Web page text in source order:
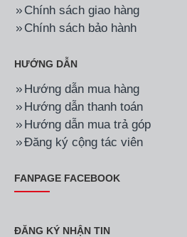
Chính sách giao hàng
Chính sách bảo hành
HƯỚNG DẪN
Hướng dẫn mua hàng
Hướng dẫn thanh toán
Hướng dẫn mua trả góp
Đăng ký cộng tác viên
FANPAGE FACEBOOK
ĐĂNG KÝ NHẬN TIN